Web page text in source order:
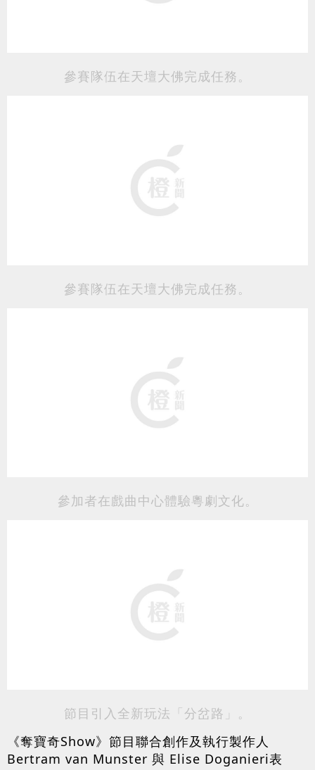
參賽隊伍在天壇大佛完成任務。
參賽隊伍在天壇大佛完成任務。
參加者在戲曲中心體驗粵劇文化。
節目引入全新玩法「分岔路」。
《奪寶奇Show》節目聯合創作及執行製作人
Bertram van Munster 與 Elise Doganieri表